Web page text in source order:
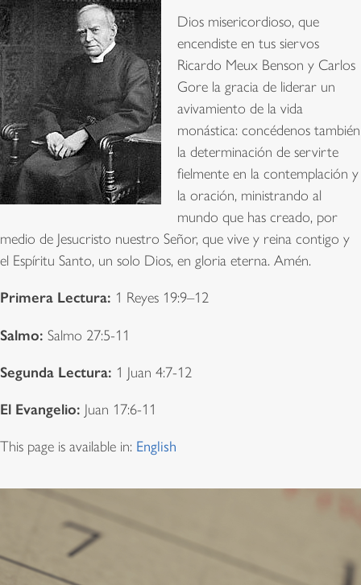
Dios misericordioso, que
encendiste en tus siervos
Ricardo Meux Benson y Carlos
Gore la gracia de liderar un
avivamiento de la vida
monástica: concédenos también
la determinación de servirte
fielmente en la contemplación y
la oración, ministrando al
mundo que has creado, por
medio de Jesucristo nuestro Señor, que vive y reina contigo y
el Espíritu Santo, un solo Dios, en gloria eterna. Amén.
Primera Lectura: 1 Reyes 19:9–12
Salmo: Salmo 27:5-11
Segunda Lectura: 1 Juan 4:7-12
El Evangelio: Juan 17:6-11
This page is available in: English